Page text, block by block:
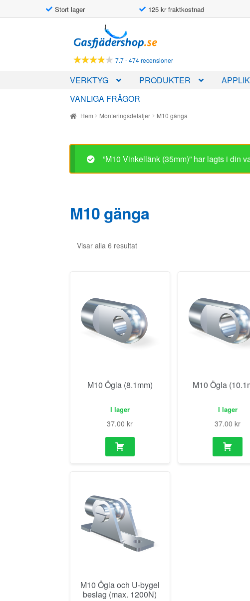
Stort lager 125 kr fraktkostnad
till
navigering
till
innehåll
7.7-474 recensioner
VERKTYG PRODUKTER
VANLIGA FRÅGOR
Hem Monteringsdetaljer M10 gänga
”M10 Vinkellänk (35mm)” har lagts i din
M10 gänga
Visar alla 6 resultat
M10 Ögla (8.1mm)
I lager
37.00kr
M10 Ögla
I lager
37.00kr
M10 Ögla och U-bygel
beslag (max. 1200N)